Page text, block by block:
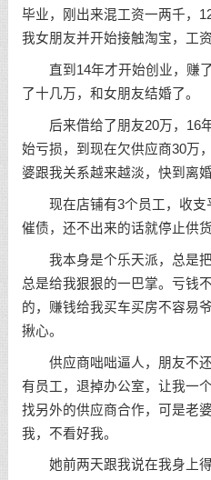
毕业，刚出来混工资一两千，
我女朋友并开始接触淘宝，工资
直到14年才开始创业，赚
了十几万，和女朋友结婚了。
后来借给了朋友20万，16
始亏损，到现在欠供应商30万
婆跟我关系越来越淡，快到离婚
现在店铺有3个员工，收支
催债，还不出来的话就停止供货
我本身是个乐天派，总是把
总是给我狠狠的一巴掌。亏钱
的，赚钱给我买车买房不容易
揪心。
供应商咄咄逼人，朋友不还
有员工，退掉办公室，让我一
找另外的供应商合作，可是老
我，不看好我。
她前两天跟我说在我身上得